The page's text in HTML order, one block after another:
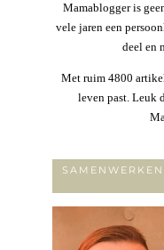
Mamablogger is
vele jaren een
deel en
Met ruim 4800
leven past. Leuk